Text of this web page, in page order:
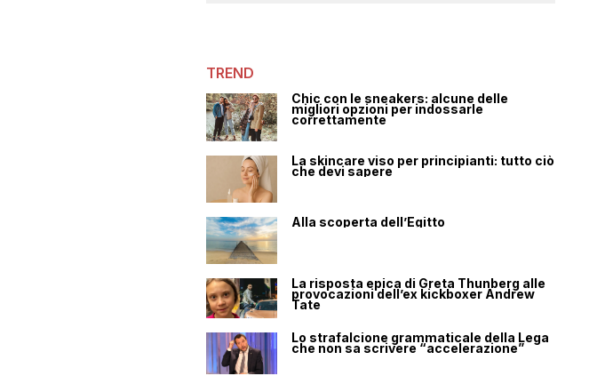
TREND
Chic con le sneakers: alcune delle
migliori opzioni per indossarle
correttamente
La skincare viso per principianti: tutto ciò
che devi sapere
Alla scoperta dell’Egitto
La risposta epica di Greta Thunberg alle
provocazioni dell’ex kickboxer Andrew
Tate
Lo strafalcione grammaticale della Lega
che non sa scrivere “accelerazione”